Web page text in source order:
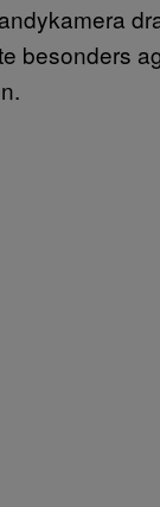
besonders